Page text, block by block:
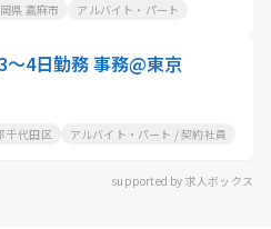
県 嘉麻市 アルバイト・パート
4日勤務 事務@東京
千代田区 アルバイト・パート / 契約社員
supported by 求人ボックス